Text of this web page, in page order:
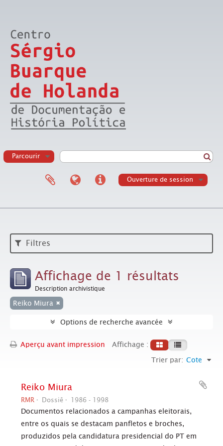
Parcourir
Ouverture de session
Filtres
Affichage de 1 résultats
Description archivistique
Reiko Miura
Options de recherche avancée
Aperçu avant impression
Affichage :
Trier par: Cote
Reiko Miura
RMR Dossiê 1986 - 1998
Documentos relacionados a campanhas eleitorais,
entre os quais se destacam panfletos e broches,
produzidos pela candidatura presidencial do PT em